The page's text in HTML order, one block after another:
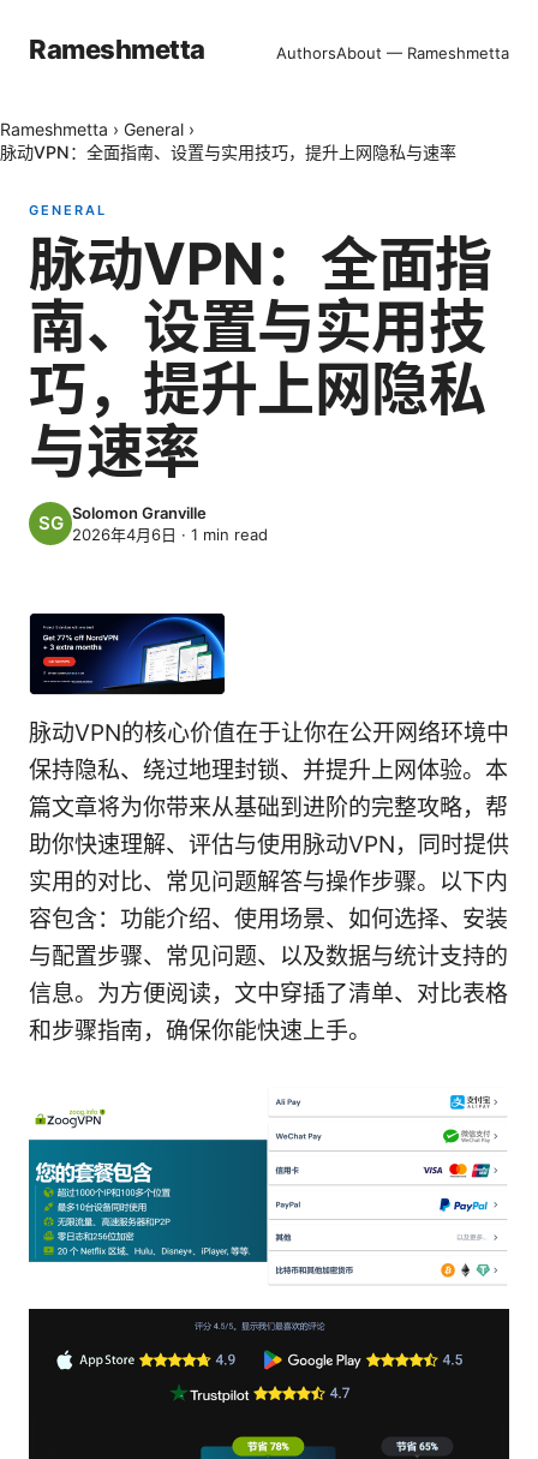
Rameshmetta AuthorsAbout — Rameshmetta
Rameshmetta › General ›
脉动VPN：全面指南、设置与实用技巧，提升上网隐私与速率
GENERAL
脉动VPN：全面指
南、设置与实用技
巧，提升上网隐私
与速率
Solomon Granville
2026年4月6日 · 1 min read
脉动VPN的核心价值在于让你在公开网络环境中
保持隐私、绕过地理封锁、并提升上网体验。本
篇文章将为你带来从基础到进阶的完整攻略，帮
助你快速理解、评估与使用脉动VPN，同时提供
实用的对比、常见问题解答与操作步骤。以下内
容包含：功能介绍、使用场景、如何选择、安装
与配置步骤、常见问题、以及数据与统计支持的
信息。为方便阅读，文中穿插了清单、对比表格
和步骤指南，确保你能快速上手。